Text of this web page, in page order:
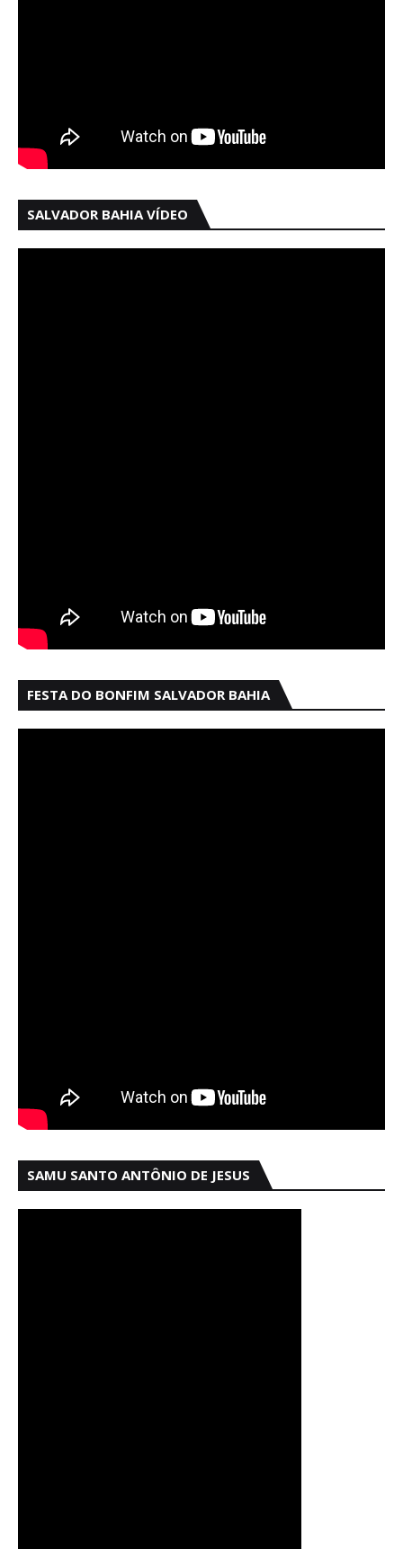
SALVADOR BAHIA VÍDEO
FESTA DO BONFIM SALVADOR BAHIA
SAMU SANTO ANTÔNIO DE JESUS